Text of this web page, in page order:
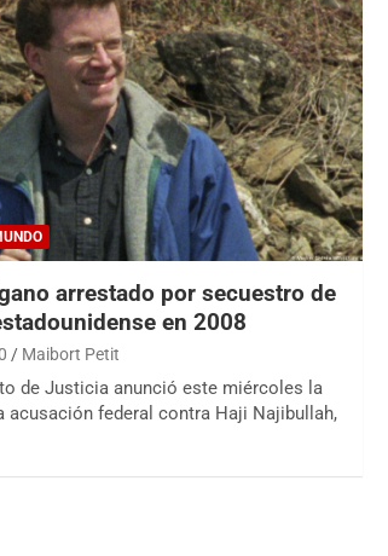
arrestado por secuestro de
en 2008
Maibort Petit
de Justicia anunció este miércoles la
acusación federal contra Haji Najibullah,